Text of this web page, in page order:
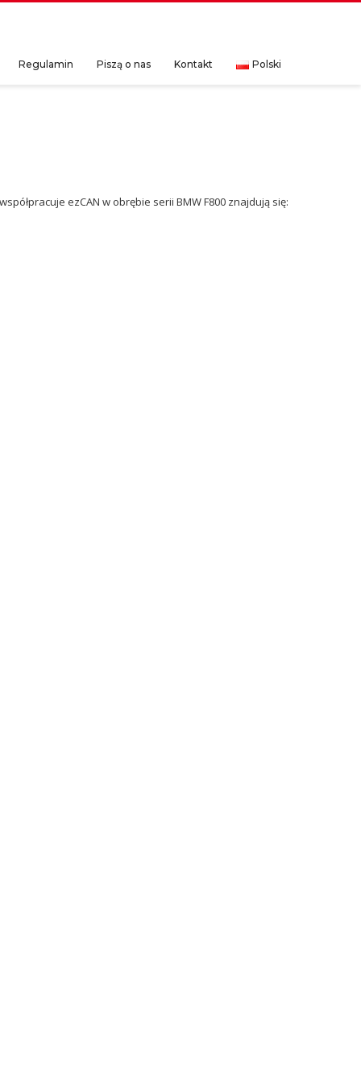
Regulamin Piszą o nas Kontakt Polski
ezCAN w obrębie serii BMW F800 znajdują się: